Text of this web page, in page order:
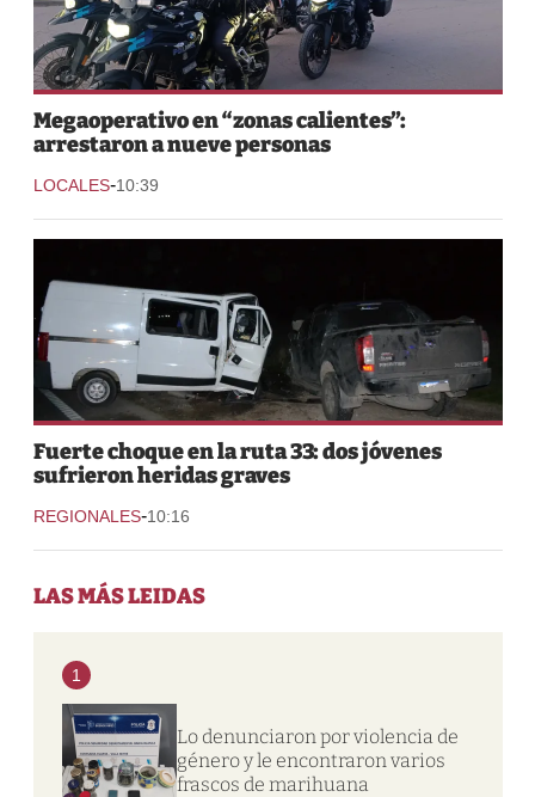
Megaoperativo en “zonas calientes”:
arrestaron a nueve personas
LOCALES-10:39
Fuerte choque en la ruta 33: dos jóvenes
sufrieron heridas graves
REGIONALES-10:16
LAS MÁS LEIDAS
1
Lo denunciaron por violencia de
género y le encontraron varios
frascos de marihuana